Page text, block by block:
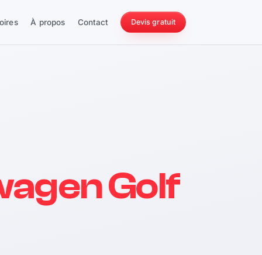
À propos Contact Devis gratuit
228 Nm
Golf